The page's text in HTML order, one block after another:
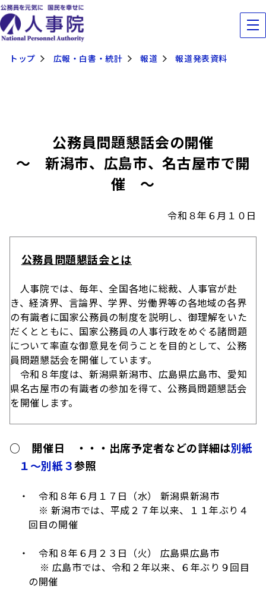
トップ 広報・白書・統計 報道 報道発表資料
公務員問題懇話会の開催
～ 新潟市、広島市、名古屋市で開
催 ～
令和８年６月１０日
公務員問題懇話会とは
人事院では、毎年、全国各地に総裁、人事官が赴
き、経済界、言論界、学界、労働界等の各地域の各界
の有識者に国家公務員の制度を説明し、御理解をいた
だくとともに、国家公務員の人事行政をめぐる諸問題
について率直な御意見を伺うことを目的として、公務
員問題懇話会を開催しています。
令和８年度は、新潟県新潟市、広島県広島市、愛知
県名古屋市の有識者の参加を得て、公務員問題懇話会
を開催します。
○ 開催日 ・・・出席予定者などの詳細は別紙
１～別紙３参照
・令和８年６月１７日（水） 新潟県新潟市
※ 新潟市では、平成２７年以来、１１年ぶり４
回目の開催
・令和８年６月２３日（火） 広島県広島市
※ 広島市では、令和２年以来、６年ぶり９回目
の開催